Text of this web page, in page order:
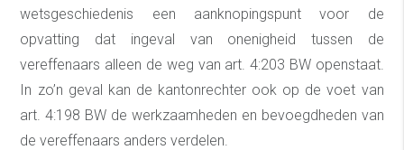
wetsgeschiedenis een aanknopingspunt voor de
opvatting dat ingeval van onenigheid tussen de
vereffenaars alleen de weg van art. 4:203 BW openstaat.
In zo’n geval kan de kantonrechter ook op de voet van
art. 4:198 BW de werkzaamheden en bevoegdheden van
de vereffenaars anders verdelen.